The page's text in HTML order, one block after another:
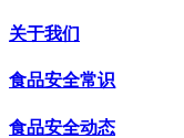
关于我们
食品安全常识
食品安全动态